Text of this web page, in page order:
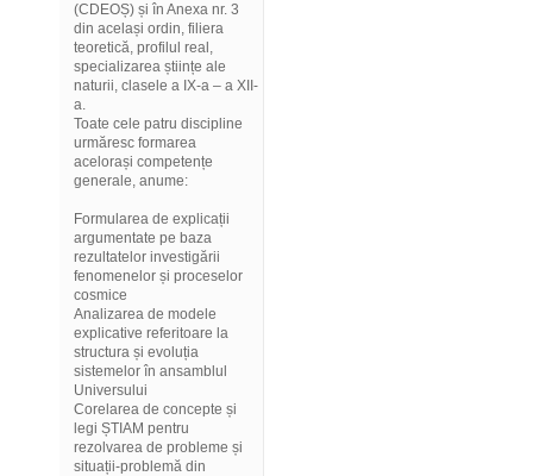
(CDEOȘ) și în Anexa nr. 3
din același ordin, filiera
teoretică, profilul real,
specializarea științe ale
naturii, clasele a IX-a – a XII-
a.
Toate cele patru discipline
urmăresc formarea
acelorași competențe
generale, anume:
Formularea de explicații
argumentate pe baza
rezultatelor investigării
fenomenelor și proceselor
cosmice
Analizarea de modele
explicative referitoare la
structura și evoluția
sistemelor în ansamblul
Universului
Corelarea de concepte și
legi ȘTIAM pentru
rezolvarea de probleme și
situații-problemă din